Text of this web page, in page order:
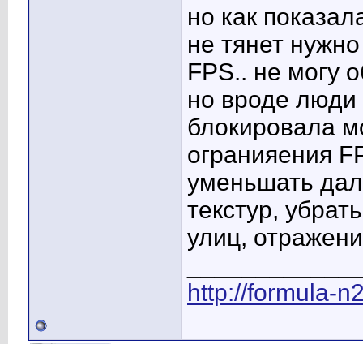
но как
не тянет
FPS.. не могу
но вроде люди
блокировала
огранияения
уменьшать
текстур,
улиц,
http://formula-